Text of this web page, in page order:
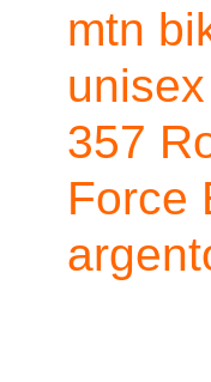
mtn
unisex
357
Force